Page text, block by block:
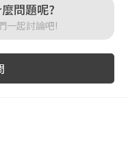
問題呢?
一起討論吧!